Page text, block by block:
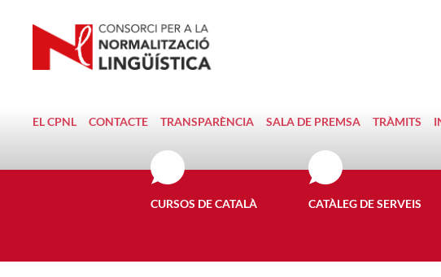
EL CPNL CONTACTE TRANSPARÈNCIA SALA DE PREMSA TRÀMITS
CURSOS DE CATALÀ CATÀLEG DE SERVEIS